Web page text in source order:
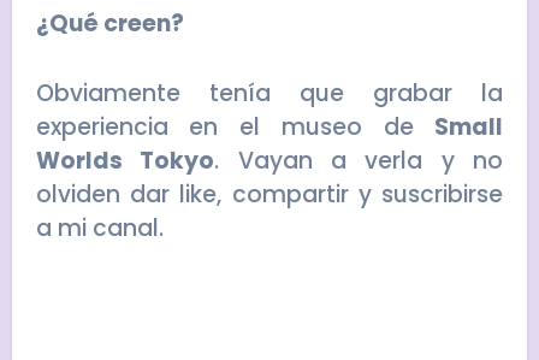
¿Qué creen?
Obviamente tenía que grabar la
experiencia en el museo de Small
Worlds Tokyo. Vayan a verla y no
olviden dar like, compartir y suscribirse
a mi canal.